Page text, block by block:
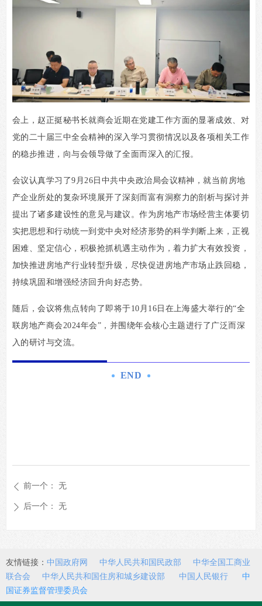
会上，赵正挺秘书长就商会近期在党建工作方面的显著成效、对
党的二十届三中全会精神的深入学习贯彻情况以及各项相关工作
的稳步推进，向与会领导做了全面而深入的汇报。
会议认真学习了9月26日中共中央政治局会议精神，就当前房地
产企业所处的复杂环境展开了深刻而富有洞察力的剖析与探讨并
提出了诸多建设性的意见与建议。作为房地产市场经营主体要切
实把思想和行动统一到党中央对经济形势的科学判断上来，正视
困难、坚定信心，积极抢抓机遇主动作为，着力扩大有效投资，
加快推进房地产行业转型升级，尽快促进房地产市场止跌回稳，
持续巩固和增强经济回升向好态势。
随后，会议将焦点转向了即将于10月16日在上海盛大举行的“全
联房地产商会2024年会”，并围绕年会核心主题进行了广泛而深
入的研讨与交流。
END
ꄴ 前一个： 无
ꄲ 后一个： 无
友情链接： 中国政府网 中华人民共和国民政部
中华全国工商业
联合会
中华人民共和国住房和城乡建设部 中国人民银行
中
国证券监督管理委员会